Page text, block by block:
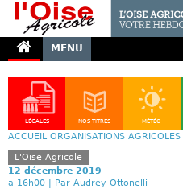
MENU
LÉGALES NOS TITRES MÉTÉO
ACCUEIL ORGANISATIONS AGRICOLES
L'Oise Agricole
12 décembre 2019
a 16h00 | Par Audrey Ottonelli